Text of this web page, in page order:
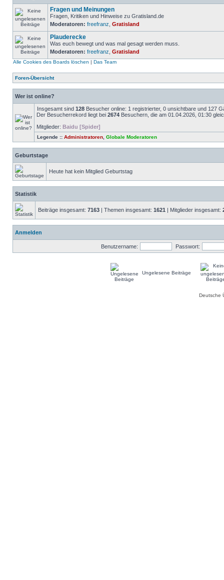
Fragen und Meinungen
Fragen, Kritiken und Hinweise zu Gratisland.de
Moderatoren: freefranz Gratisland
Plauderecke
Was euch bewegt und was mal gesagt werden muss.
Moderatoren: freefranz Gratisland
Alle Cookies des Boards löschen | Das Team
Foren-Übersicht
Wer ist online?
Insgesamt sind 128 Besucher online: 1 registrierter, 0 unsichtbare und 127
Der Besucherrekord liegt bei 2674 Besuchern, die am 01.04.2026, 01:30
Mitglieder: Baidu [Spider]
Legende :: Administratoren Globale Moderatoren
Geburtstage
Heute hat kein Mitglied Geburtstag
Statistik
Beiträge insgesamt: 7163 | Themen insgesamt: 1621 | Mitglieder insgesamt:
Anmelden
Benutzername: Passwort:
Ungelesene Beiträge
Deutsche